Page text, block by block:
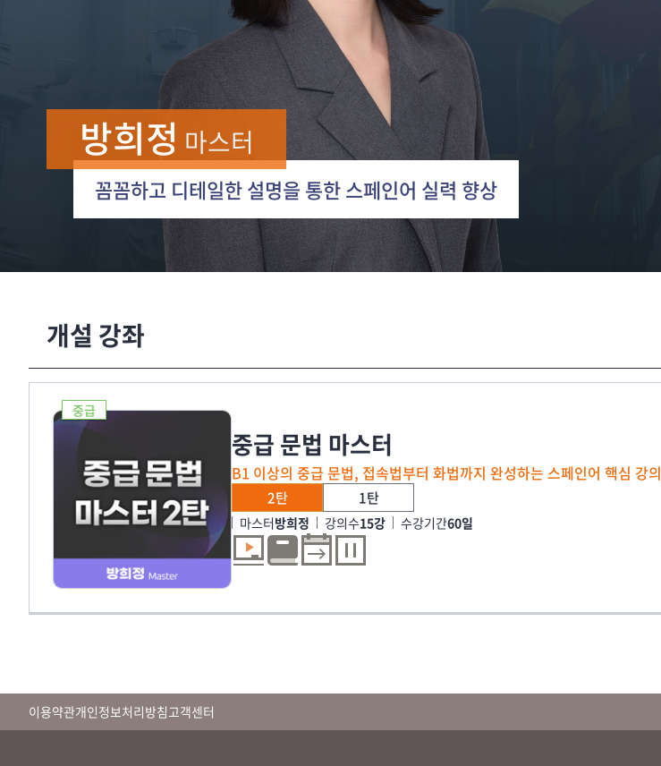
방희정 마스터
꼼꼼하고 디테일한 설명을 통한 스페인어 실력 향상
개설 강좌
중급
중급 문법 마스터
B1 이상의 중급 문법, 접속법부터 화법까지 완성하는 스페인어 핵심 강의
2탄 1탄
마스터방희정 강의수15강 수강기간60일
이용약관개인정보처리방침고객센터